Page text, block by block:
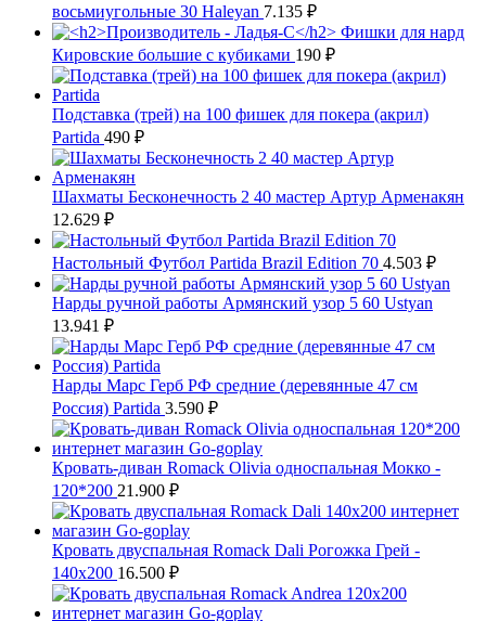
восьмиугольные 30 Haleyan 7.135 ₽
Фишки для нард
Кировские большие с кубиками 190 ₽
Подставка (трей) на 100 фишек для покера (акрил)
Partida 490 ₽
Шахматы Бесконечность 2 40 мастер Артур Арменакян
12.629 ₽
Настольный Футбол Partida Brazil Edition 70 4.503 ₽
Нарды ручной работы Армянский узор 5 60 Ustyan
13.941 ₽
Нарды Марс Герб РФ средние (деревянные 47 см
Россия) Partida 3.590 ₽
Кровать-диван Romack Olivia односпальная Мокко -
120*200 21.900 ₽
Кровать двуспальная Romack Dali Рогожка Грей -
140x200 16.500 ₽